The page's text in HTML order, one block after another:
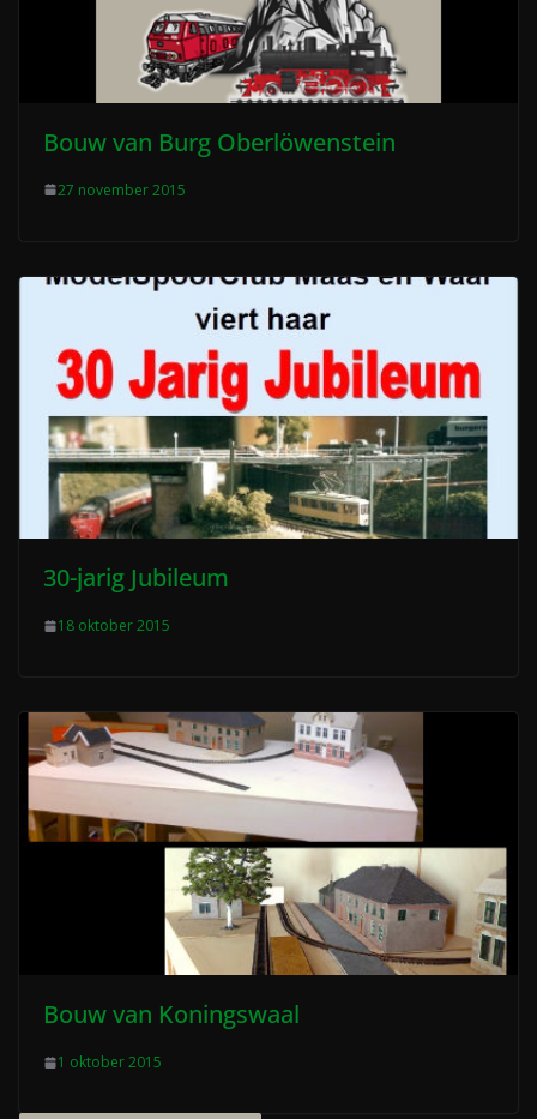
Bouw van Burg Oberlöwenstein
27 november 2015
30-jarig Jubileum
18 oktober 2015
Bouw van Koningswaal
1 oktober 2015